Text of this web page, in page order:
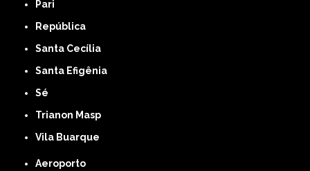
Pari
República
Santa Cecília
Santa Efigênia
Sé
Trianon Masp
Vila Buarque
Aeroporto